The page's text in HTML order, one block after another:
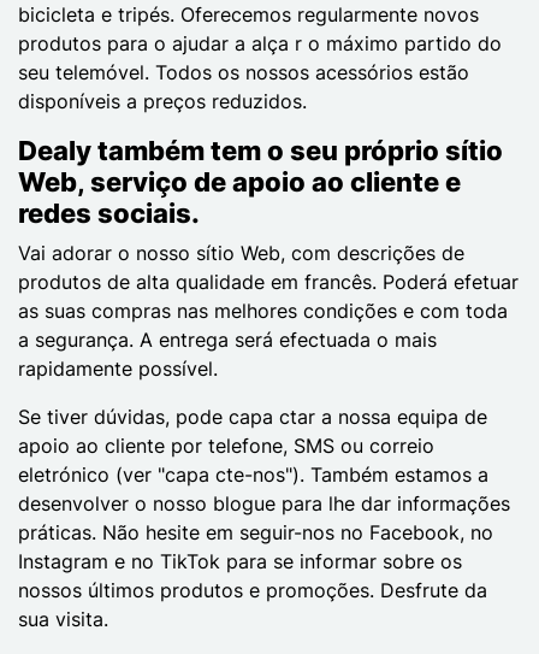
bicicleta e tripés. Oferecemos regularmente novos
produtos para o ajudar a alça r o máximo partido do
seu telemóvel. Todos os nossos acessórios estão
disponíveis a preços reduzidos.
Dealy também tem o seu próprio sítio
Web, serviço de apoio ao cliente e
redes sociais.
Vai adorar o nosso sítio Web, com descrições de
produtos de alta qualidade em francês. Poderá efetuar
as suas compras nas melhores condições e com toda
a segurança. A entrega será efectuada o mais
rapidamente possível.
Se tiver dúvidas, pode capa ctar a nossa equipa de
apoio ao cliente por telefone, SMS ou correio
eletrónico (ver "capa cte-nos"). Também estamos a
desenvolver o nosso blogue para lhe dar informações
práticas. Não hesite em seguir-nos no Facebook, no
Instagram e no TikTok para se informar sobre os
nossos últimos produtos e promoções. Desfrute da
sua visita.